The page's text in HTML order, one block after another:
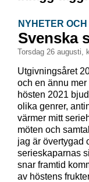
NYHETER OCH
Svenska
torsdag 26 augusti,
Utgivningsåret
och en ännu
hösten 2021
olika genrer,
värmer mitt
möten och
jag är övertygad
serieskaparnas
snar framtid
av höstens